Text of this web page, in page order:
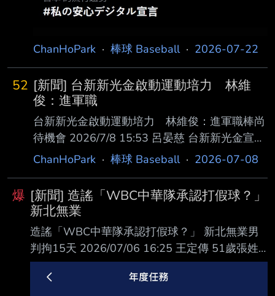
ChanHoPark · 棒球 Baseball· 2026-07-22
52 [新聞] 台新新光金啟動運動培力 林維
俊：進軍職
台新新光金啟動運動培力 林維俊：進軍職棒尚
待機會 2026/7/8 15:53 呂晏慈 台新新光金宣布
啟動運動培力計畫，新增霹靂舞、跆拳道及電競
新新光金總經理林維俊今天則表示，需要天時、
地利、人和，例如有 人願意出售球隊等。 台新
新光金今天舉行運動培力計畫啟動儀式，林維
俊、新光人壽總經理黃敏義，以及台新 銀行總
經理林淑真、私人銀行執行長林尚愷等出席共襄
盛舉。 台新新光金啟動運動培力計畫，鎖定6類
專項，除原有的高爾夫、空手道及籃球，也新增
ChanHoPark · 棒球 Baseball· 2026-07-08
爆 [新聞] 造謠「WBC中華隊承認打假球？」
新北無業
造謠「WBC中華隊承認打假球？」 新北無業男
判拘15天 2026/07/06 16:25 王定傳 51歲張姓
男子今年3月間，因不滿世界棒球經典賽中華隊
的比賽成績，涉嫌在臉書的「爆 政公社公開版」